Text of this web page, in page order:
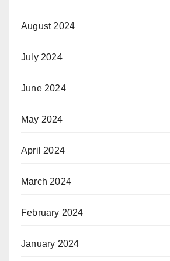
August 2024
July 2024
June 2024
May 2024
April 2024
March 2024
February 2024
January 2024